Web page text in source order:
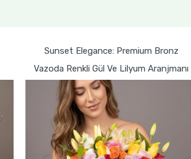
Sunset Elegance: Premium Bronz
Vazoda Renkli Gül Ve Lilyum Aranjmanı